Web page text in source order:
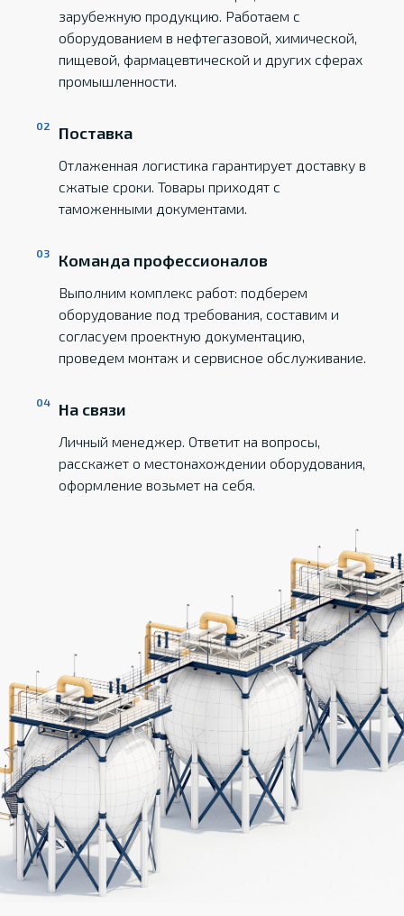
зарубежную продукцию. Работаем с
оборудованием в нефтегазовой, химической,
пищевой, фармацевтической и других сферах
промышленности.
Поставка
Отлаженная логистика гарантирует доставку в
сжатые сроки. Товары приходят с
таможенными документами.
Команда профессионалов
Выполним комплекс работ: подберем
оборудование под требования, составим и
согласуем проектную документацию,
проведем монтаж и сервисное обслуживание.
На связи
Личный менеджер. Ответит на вопросы,
расскажет о местонахождении оборудования,
оформление возьмет на себя.